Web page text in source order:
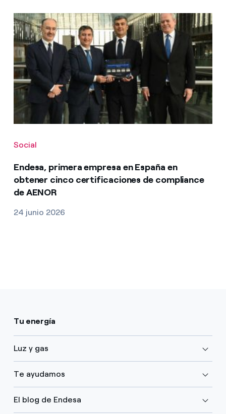
Social
Endesa, primera empresa en España en
obtener cinco certificaciones de compliance
de AENOR
24 junio 2026
Tu energía
Luz y gas
Te ayudamos
El blog de Endesa